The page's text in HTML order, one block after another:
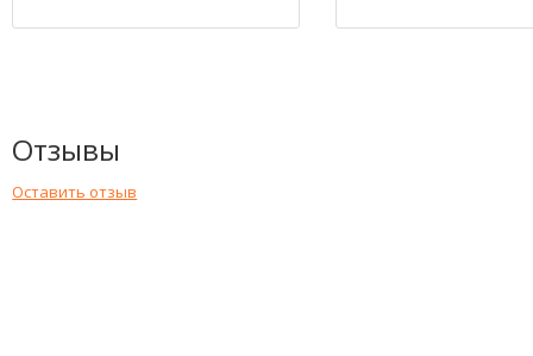
Отзывы
Оставить отзыв